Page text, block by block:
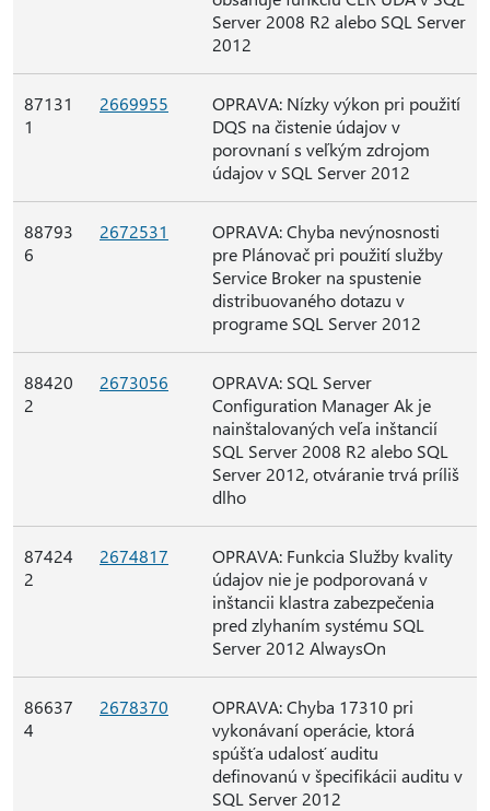
Server 2008 R2 alebo SQL Server
2012
87131
1
2669955
OPRAVA: Nízky výkon pri použití
DQS na čistenie údajov v
porovnaní s veľkým zdrojom
údajov v SQL Server 2012
88793
6
2672531
OPRAVA: Chyba nevýnosnosti
pre Plánovač pri použití služby
Service Broker na spustenie
distribuovaného dotazu v
programe SQL Server 2012
88420
2
2673056
OPRAVA: SQL Server
Configuration Manager Ak je
nainštalovaných veľa inštancií
SQL Server 2008 R2 alebo SQL
Server 2012, otváranie trvá príliš
dlho
87424
2
2674817
OPRAVA: Funkcia Služby kvality
údajov nie je podporovaná v
inštancii klastra zabezpečenia
pred zlyhaním systému SQL
Server 2012 AlwaysOn
86637
4
2678370
OPRAVA: Chyba 17310 pri
vykonávaní operácie, ktorá
spúšťa udalosť auditu
definovanú v špecifikácii auditu v
SQL Server 2012